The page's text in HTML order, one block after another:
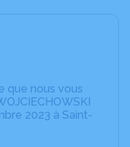
que nous vous
2023 à Saint-